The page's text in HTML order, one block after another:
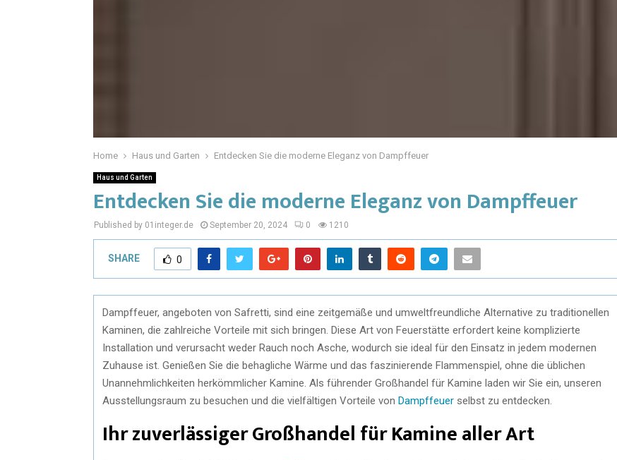
Home Haus und Garten Entdecken Sie die moderne Eleganz von Dampffeuer
Haus und Garten
Entdecken Sie die moderne Eleganz von Dampffeuer
Published by 01integer.de September 20, 2024 0 1210
SHARE 0
Dampffeuer, angeboten von Safretti, sind eine zeitgemäße und umweltfreundliche Alternative zu traditionellen
Kaminen, die zahlreiche Vorteile mit sich bringen. Diese Art von Feuerstätte erfordert keine komplizierte
Installation und verursacht weder Rauch noch Asche, wodurch sie ideal für den Einsatz in jedem modernen
Zuhause ist. Genießen Sie die behagliche Wärme und das faszinierende Flammenspiel, ohne die üblichen
Unannehmlichkeiten herkömmlicher Kamine. Als führender Großhandel für Kamine laden wir Sie ein, unseren
Ausstellungsraum zu besuchen und die vielfältigen Vorteile von Dampffeuer selbst zu entdecken.
Ihr zuverlässiger Großhandel für Kamine aller Art